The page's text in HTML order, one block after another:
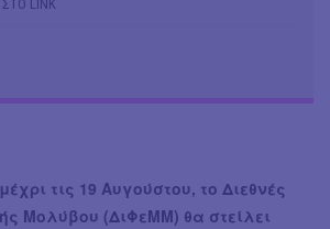
LINK
τις 19 Αυγούστου, το Διεθνές
Μολύβου (ΔιΦεΜΜ) θα στείλει